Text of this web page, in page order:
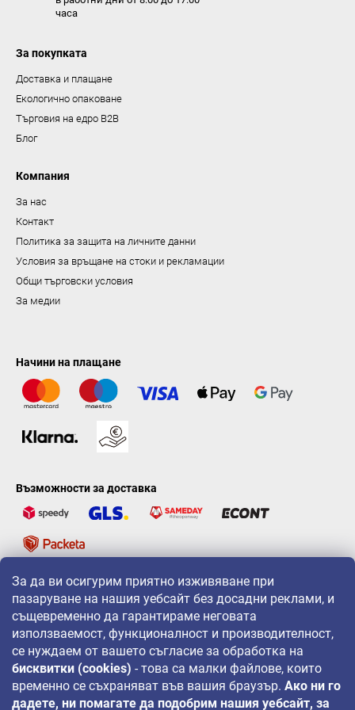
За да ви осигурим приятно изживяване при
пазаруване на нашия уебсайт без досадни реклами, и
същевременно да гарантираме неговата
използваемост, функционалност и производителност,
се нуждаем от вашето съгласие за обработка на
бисквитки (cookies) - това са малки файлове, които
временно се съхраняват във вашия браузър. Ако ни го
дадете, ни помагате да подобрим нашия уебсайт, за
часа
За покупката
Доставка и плащане
Екологично опаковане
Търговия на едро B2B
Блог
Компания
За нас
Контакт
Политика за защита на личните данни
Условия за връщане на стоки и рекламации
Общи търговски условия
За медии
Начини на плащане
Възможности за доставка
LAVONIO по света
За промоции, игри и отстъпки ни следвайте на: